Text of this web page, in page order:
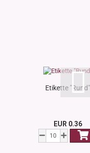
Etikette "Rund"
EUR 0.36